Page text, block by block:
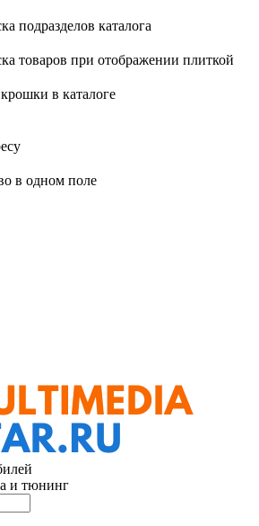
подразделов каталога
товаров при отображении плиткой
в каталоге
в одном поле
и тюнинг